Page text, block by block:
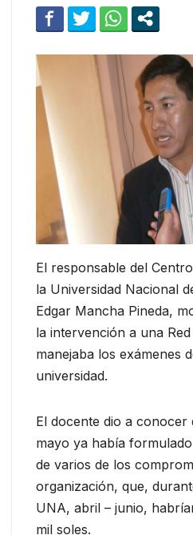
El responsable del
la Universidad Nacional
Edgar Mancha Pineda,
la intervención a una
manejaba los exámenes
universidad.
El docente dio a conocer
mayo ya había
de varios de los
organización, que,
UNA, abril – junio,
mil soles.